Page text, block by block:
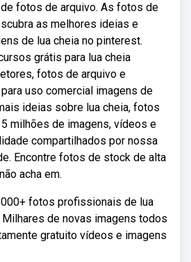
fotos de arquivo. As fotos de
as melhores ideias e
de lua cheia no pinterest.
grátis para lua cheia
fotos de arquivo e
uso comercial imagens de
ideias sobre lua cheia, fotos
milhões de imagens, vídeos e
compartilhados por nossa
Encontre fotos de stock de alta
acha em.
fotos profissionais de lua
de novas imagens todos
gratuito vídeos e imagens